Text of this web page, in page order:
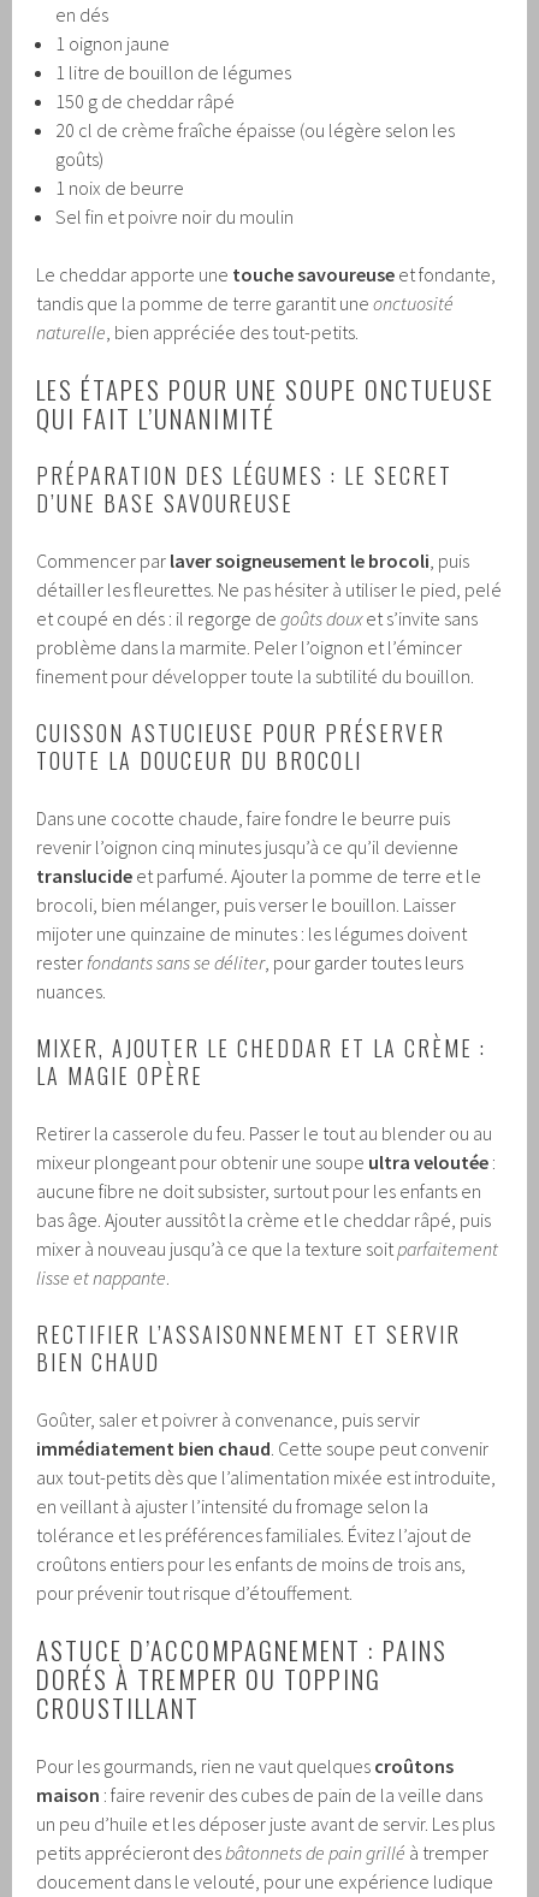
en dés
1 oignon jaune
1 litre de bouillon de légumes
150 g de cheddar râpé
20 cl de crème fraîche épaisse (ou légère selon les
goûts)
1 noix de beurre
Sel fin et poivre noir du moulin
Le cheddar apporte une touche savoureuse et fondante,
tandis que la pomme de terre garantit uneonctuosité
naturelle, bien appréciée des tout-petits.
LES ÉTAPES POUR UNE SOUPE ONCTUEUSE
QUI FAIT L’UNANIMITÉ
PRÉPARATION DES LÉGUMES : LE SECRET
D’UNE BASE SAVOUREUSE
Commencer par laver soigneusement le brocoli, puis
détailler les fleurettes. Ne pas hésiter à utiliser le pied, pelé
et coupé en dés : il regorge degoûts douxet s’invite sans
problème dans la marmite. Peler l’oignon et l’émincer
finement pour développer toute la subtilité du bouillon.
CUISSON ASTUCIEUSE POUR PRÉSERVER
TOUTE LA DOUCEUR DU BROCOLI
Dans une cocotte chaude, faire fondre le beurre puis
revenir l’oignon cinq minutes jusqu’à ce qu’il devienne
translucide et parfumé. Ajouter la pomme de terre et le
brocoli, bien mélanger, puis verser le bouillon. Laisser
mijoter une quinzaine de minutes : les légumes doivent
resterfondants sans se déliter, pour garder toutes leurs
nuances.
MIXER, AJOUTER LE CHEDDAR ET LA CRÈME :
LA MAGIE OPÈRE
Retirer la casserole du feu. Passer le tout au blender ou au
mixeur plongeant pour obtenir une soupe ultra veloutée :
aucune fibre ne doit subsister, surtout pour les enfants en
bas âge. Ajouter aussitôt la crème et le cheddar râpé, puis
mixer à nouveau jusqu’à ce que la texture soitparfaitement
lisse et nappante.
RECTIFIER L’ASSAISONNEMENT ET SERVIR
BIEN CHAUD
Goûter, saler et poivrer à convenance, puis servir
immédiatement bien chaud. Cette soupe peut convenir
aux tout-petits dès que l’alimentation mixée est introduite,
en veillant à ajuster l’intensité du fromage selon la
tolérance et les préférences familiales. Évitez l’ajout de
croûtons entiers pour les enfants de moins de trois ans,
pour prévenir tout risque d’étouffement.
ASTUCE D’ACCOMPAGNEMENT : PAINS
DORÉS À TREMPER OU TOPPING
CROUSTILLANT
Pour les gourmands, rien ne vaut quelques croûtons
maison : faire revenir des cubes de pain de la veille dans
un peu d’huile et les déposer juste avant de servir. Les plus
petits apprécieront desbâtonnets de pain grillé à tremper
doucement dans le velouté, pour une expérience ludique